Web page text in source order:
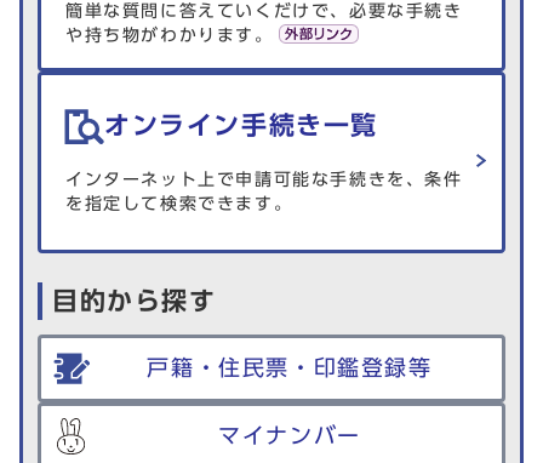
簡単な質問に答えていくだけで、必要な手続き
や持ち物がわかります。
オンライン手続き一覧
インターネット上で申請可能な手続きを、条件
を指定して検索できます。
目的から探す
戸籍・住民票・印鑑登録等
マイナンバー